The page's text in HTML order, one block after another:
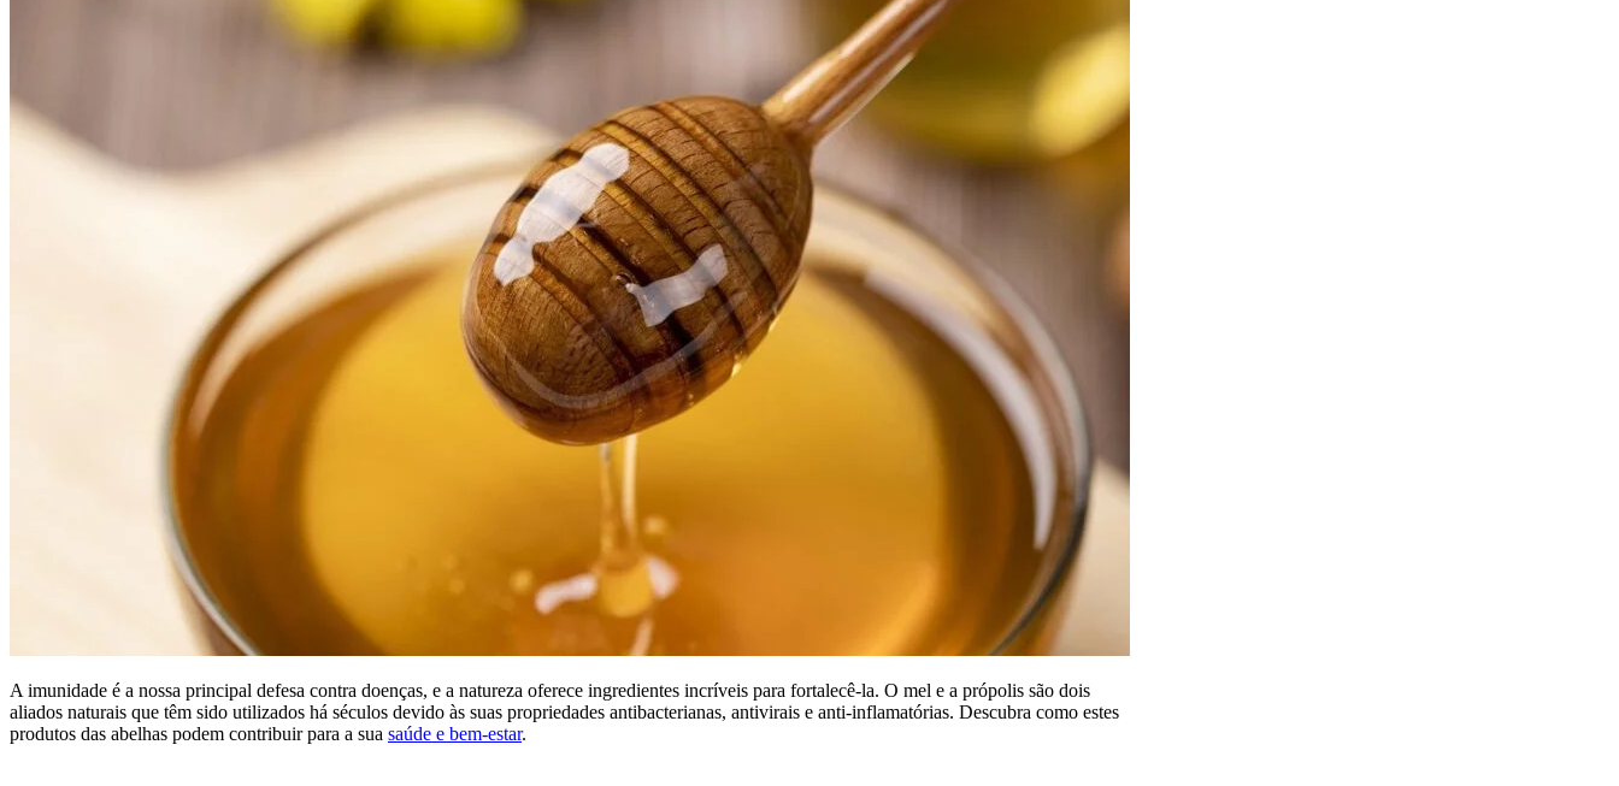
A imunidade é a nossa principal defesa contra doenças, e a natureza oferece ingredientes incríveis para fortalecê-la. O mel e a própolis são dois
aliados naturais que têm sido utilizados há séculos devido às suas propriedades antibacterianas, antivirais e anti-inflamatórias. Descubra como estes
produtos das abelhas podem contribuir para a sua saúde e bem-estar.